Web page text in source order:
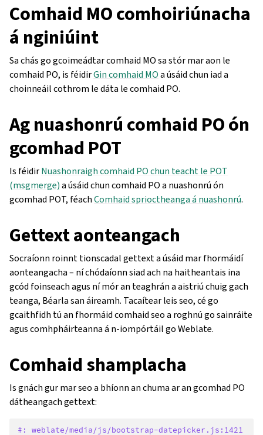
Comhaid MO comhoiriúnacha
á nginiúint
Sa chás go gcoimeádtar comhaid MO sa stór mar aon le
comhaid PO, is féidirGin comhaid MOa úsáid chun iad a
choinneáil cothrom le dáta le comhaid PO.
Ag nuashonrú comhaid PO ón
gcomhad POT
Is féidirNuashonraigh comhaid PO chun teacht le POT
(msgmerge)a úsáid chun comhaid PO a nuashonrú ón
gcomhad POT, féachComhaid sprioctheanga á nuashonrú.
Gettext aonteangach
Socraíonn roinnt tionscadal gettext a úsáid mar fhormáidí
aonteangacha – ní chódaíonn siad ach na haitheantais ina
gcód foinseach agus ní mór an teaghrán a aistriú chuig gach
teanga, Béarla san áireamh. Tacaítear leis seo, cé go
gcaithfidh tú an fhormáid comhaid seo a roghnú go sainráite
agus comhpháirteanna á n-iompórtáil go Weblate.
Comhaid shamplacha
Is gnách gur mar seo a bhíonn an chuma ar an gcomhad PO
dátheangach gettext:
#: weblate/media/js/bootstrap-datepicker.js:1421